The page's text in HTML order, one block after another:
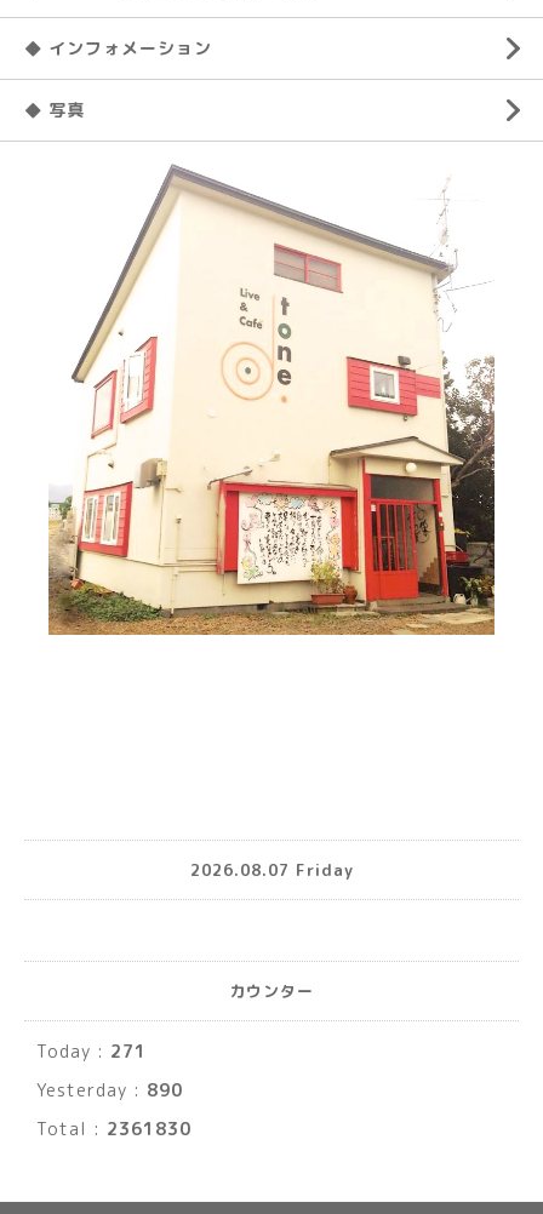
◆ インフォメーション
◆ 写真
2026.08.07 Friday
カウンター
Today : 271
Yesterday : 890
Total : 2361830